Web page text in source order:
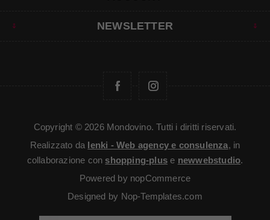
NEWSLETTER
Copyright © 2026 Mondovino. Tutti i diritti riservati.
Realizzato da Ienki - Web agency e consulenza, in
collaborazione con shopping-plus e newwebstudio.
Powered by nopCommerce
Designed by Nop-Templates.com